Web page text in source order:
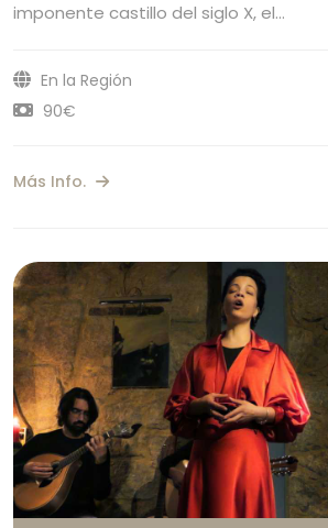
imponente castillo del siglo X, el…
En la Región
90€
Más Info.